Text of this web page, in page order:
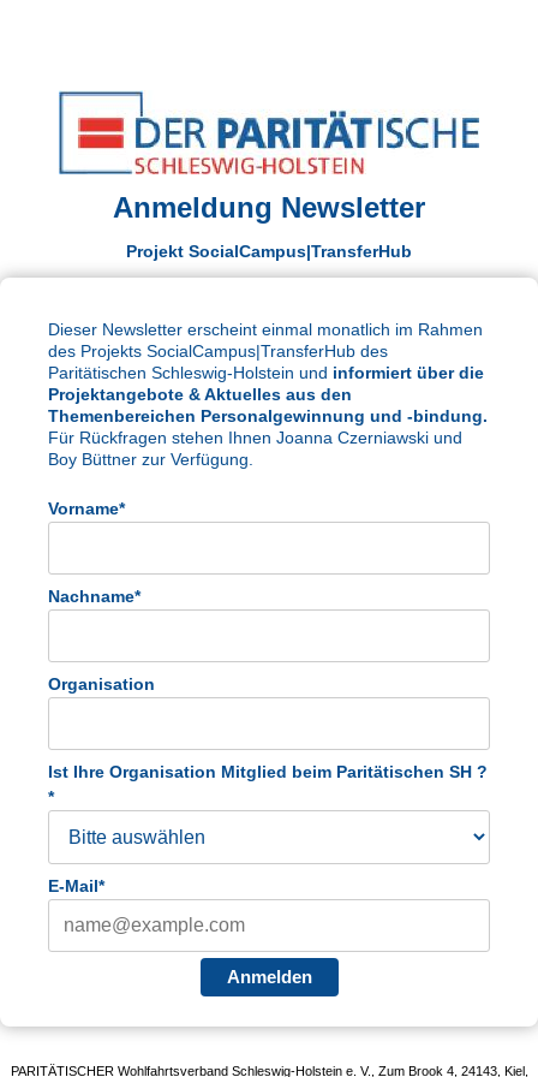
Anmeldung Newsletter
Projekt SocialCampus|TransferHub
Dieser Newsletter erscheint einmal monatlich im Rahmen
des Projekts SocialCampus|TransferHub des
Paritätischen Schleswig-Holstein und informiert über die
Projektangebote & Aktuelles aus den
Themenbereichen Personalgewinnung und -bindung.
Für Rückfragen stehen Ihnen Joanna Czerniawski und
Boy Büttner zur Verfügung.
Vorname*
Nachname*
Organisation
Ist Ihre Organisation Mitglied beim Paritätischen SH ?
*
E-Mail*
Anmelden
PARITÄTISCHER Wohlfahrtsverband Schleswig-Holstein e. V., Zum Brook 4, 24143, Kiel,